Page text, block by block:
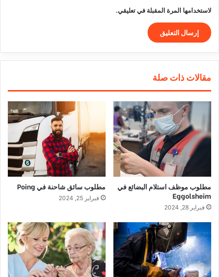
لاستخدامها المرة المقبلة في تعليقي.
مقالات ذات صلة
مطلوب موظف استلام البضائع في
Eggolsheim
فبراير 28, 2024
مطلوب سائق شاحنة في Poing
فبراير 25, 2024